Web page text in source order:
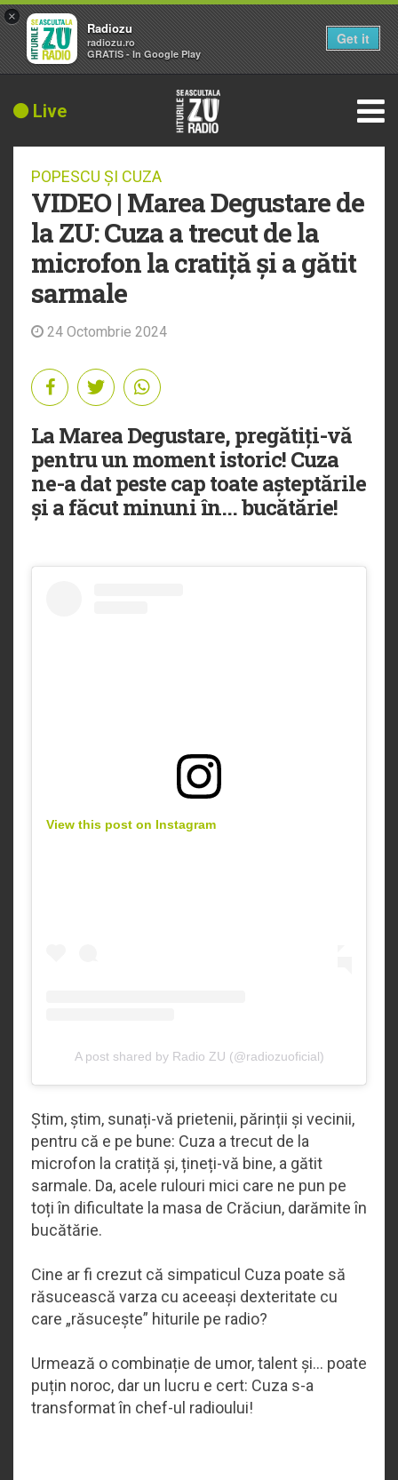
Live
POPESCU ȘI CUZA
VIDEO | Marea Degustare de
la ZU: Cuza a trecut de la
microfon la cratiță și a gătit
sarmale
24 Octombrie 2024
La Marea Degustare, pregătiți-vă
pentru un moment istoric! Cuza
ne-a dat peste cap toate așteptările
și a făcut minuni în... bucătărie!
View this post on Instagram
A post shared by Radio ZU (@radiozuoficial)
Știm, știm, sunați-vă prietenii, părinții și vecinii,
pentru că e pe bune: Cuza a trecut de la
microfon la cratiță și, țineți-vă bine, a gătit
sarmale. Da, acele rulouri mici care ne pun pe
toți în dificultate la masa de Crăciun, darămite în
bucătărie.
Cine ar fi crezut că simpaticul Cuza poate să
răsucească varza cu aceeași dexteritate cu
care „răsucește” hiturile pe radio?
Urmează o combinație de umor, talent și... poate
puțin noroc, dar un lucru e cert: Cuza s-a
transformat în chef-ul radioului!
×
Radiozu
radiozu.ro
GRATIS - In Google Play
Get it